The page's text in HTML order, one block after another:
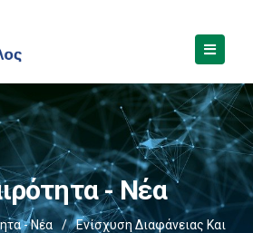
- Νέα
- Νέα /
Ενίσχυση Διαφάνειας Και